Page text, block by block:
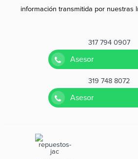
información transmitida por nuestras
317 794 0907
Asesor
319 748 8072
Asesor